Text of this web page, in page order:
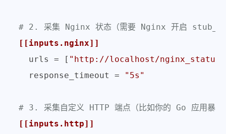
# 2. 采集 Nginx 状态（需要 Nginx 开启
[[inputs.nginx]]
urls
= [ "http://localhost/nginx_status"
response_timeout
= "5s"
# 3. 采集自定义 HTTP 端点（比如你的 Go 应用暴
[[inputs.http]]